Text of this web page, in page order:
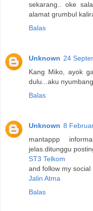
sekarang.. oke
alamat grumbul
Balas
Unknown 24
Kang Miko, ayok
dulu...aku
Balas
Unknown 8
mantappp
jelas.ditunggu
ST3 Telkom
and follow my
Jalin Atma
Balas